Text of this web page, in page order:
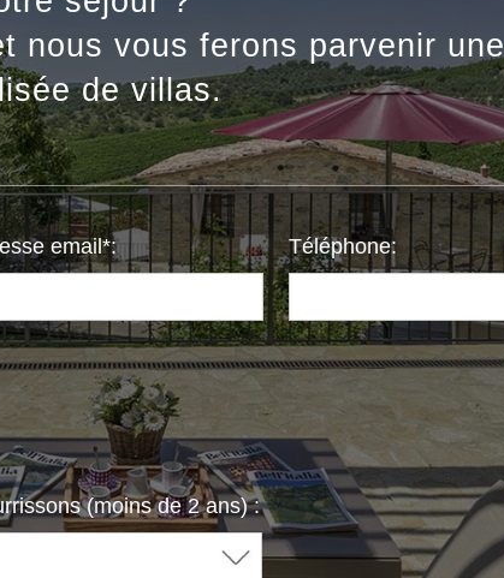
nous vous ferons parvenir une
de villas.
email*: Téléphone:
(moins de 2 ans) :